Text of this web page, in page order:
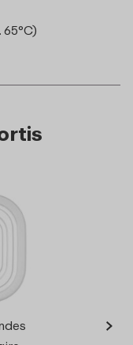
Bol
›